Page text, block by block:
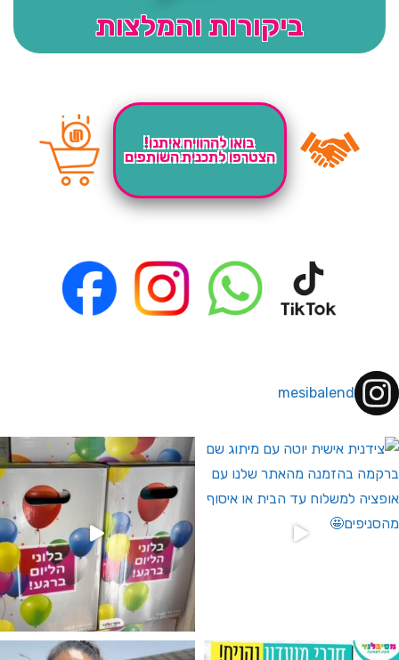
ביקורות והמלצות
בואו להרוויח איתנו!
הצטרפו לתכנית השותפים
mesibalend
לחברי מועדון ומצטרפים חדשים🤍
מין העובר רק במסיבלנד !! קיים